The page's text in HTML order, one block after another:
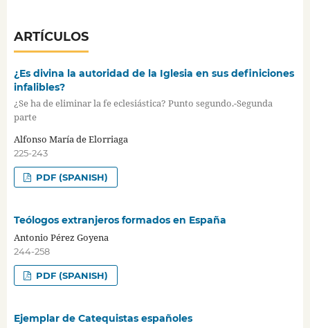
ARTÍCULOS
¿Es divina la autoridad de la Iglesia en sus definiciones
infalibles?
¿Se ha de eliminar la fe eclesiástica? Punto segundo.-Segunda
parte
Alfonso María de Elorriaga
225-243
PDF (SPANISH)
Teólogos extranjeros formados en España
Antonio Pérez Goyena
244-258
PDF (SPANISH)
Ejemplar de Catequistas españoles